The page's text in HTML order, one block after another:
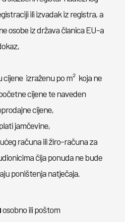
ili izvadak iz registra, a
osobe iz država članica EU-a
izraženu po m² koja ne
cijene te naveden
cijene,
jamčevine,
računa ili žiro-računa za
čija ponuda ne bude
poništenja natječaja.
osobno ili poštom